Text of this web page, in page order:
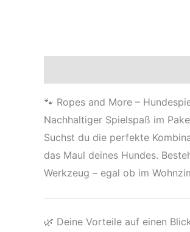
🐾 Ropes and More –
Nachhaltiger Spielspaß im
Suchst du die perfekte
das Maul deines Hundes.
Werkzeug – egal ob im
🌿 Deine Vorteile auf einen